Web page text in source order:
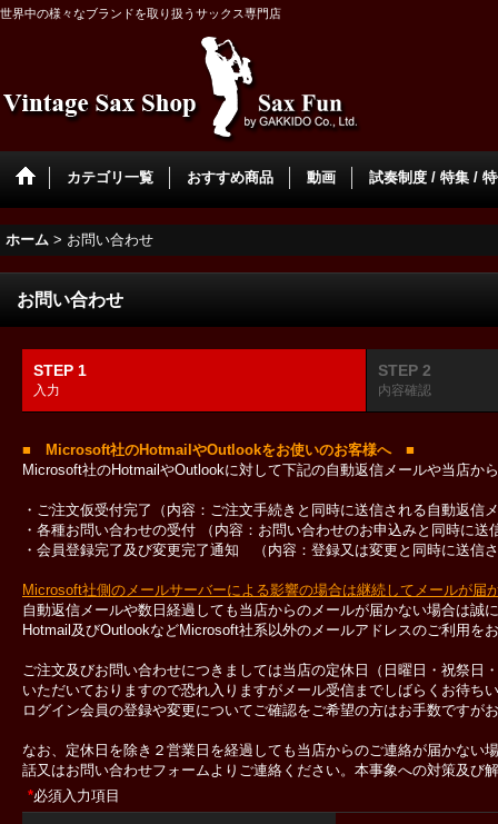
世界中の様々なブランドを取り扱うサックス専門店
カテゴリ一覧 おすすめ商品 動画 試奏制度 / 特集 /
ホーム > お問い合わせ
お問い合わせ
STEP 1
入力
STEP 2
内容確認
■ Microsoft社のHotmailやOutlookをお使いのお客様へ ■
Microsoft社のHotmailやOutlookに対して下記の自動返信メールや当店か
・ご注文仮受付完了（内容：ご注文手続きと同時に送信される自動返信
・各種お問い合わせの受付 （内容：お問い合わせのお申込みと同時に送
・会員登録完了及び変更完了通知 （内容：登録又は変更と同時に送信
Microsoft社側のメールサーバーによる影響の場合は継続してメールが届
自動返信メールや数日経過しても当店からのメールが届かない場合は誠
Hotmail及びOutlookなどMicrosoft社系以外のメールアドレスのご利用を
ご注文及びお問い合わせにつきましては当店の定休日（日曜日・祝祭
いただいておりますので恐れ入りますがメール受信までしばらくお待ち
ログイン会員の登録や変更についてご確認をご希望の方はお手数ですが
なお、定休日を除き２営業日を経過しても当店からのご連絡が届かな
話又はお問い合わせフォームよりご連絡ください。本事象への対策及
*必須入力項目